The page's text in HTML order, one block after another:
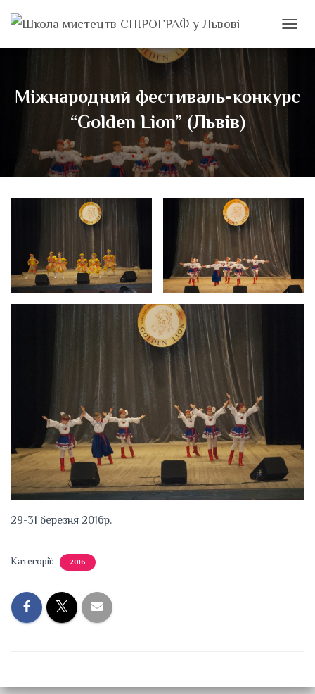
Міжнародний фестиваль-конкурс
“Golden Lion” (Львів)
29-31 березня 2016р.
Категорії: 2016